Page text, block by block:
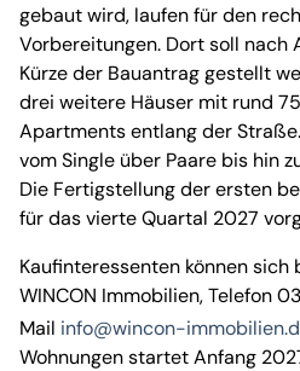
gebaut wird, laufen für den
Vorbereitungen. Dort soll nach
Kürze der Bauantrag gestellt
drei weitere Häuser mit rund
Apartments entlang der
vom Single über Paare bis hin
Die Fertigstellung der ersten
für das vierte Quartal 2027
Kaufinteressenten können sich
WINCON Immobilien, Telefon
Mail info@wincon-
Wohnungen startet Anfang